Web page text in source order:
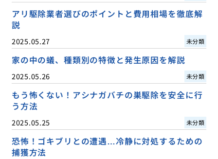
アリ駆除業者選びのポイントと費用相場を徹底解
説
2025.05.27 未分類
家の中の蟻、種類別の特徴と発生原因を解説
2025.05.26 未分類
もう怖くない！アシナガバチの巣駆除を安全に行
う方法
2025.05.25 未分類
恐怖！ゴキブリとの遭遇…冷静に対処するための
捕獲方法